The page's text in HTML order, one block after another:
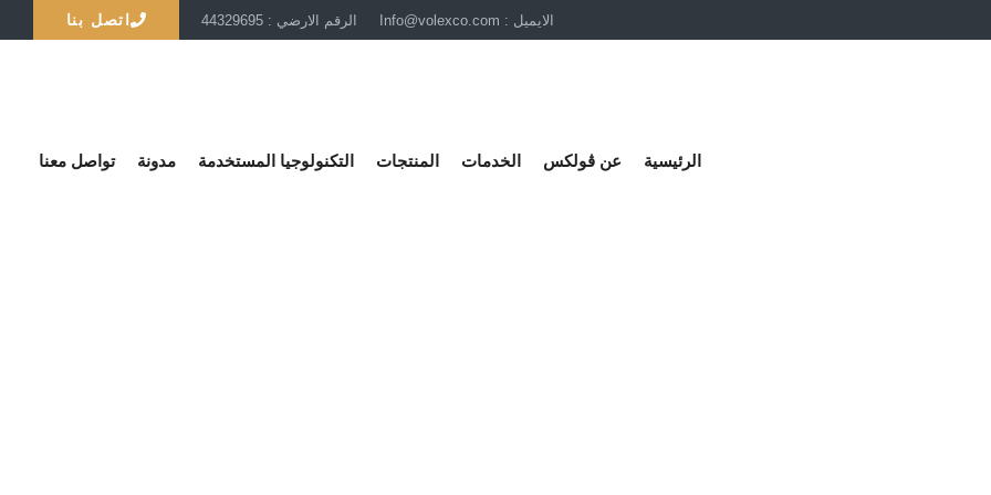
الايميل : Info@volexco.com الرقم الارضي : 44329695 اتصل بنا
الرئيسية عن ڤولكس الخدمات المنتجات التكنولوجيا المستخدمة مدونة تواصل معنا